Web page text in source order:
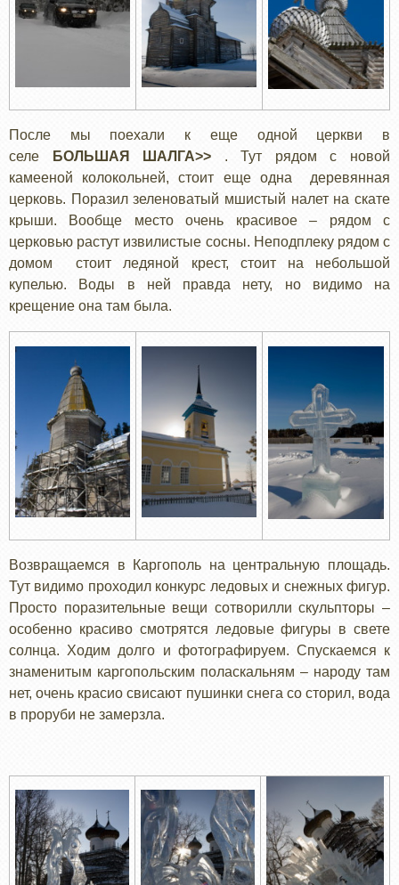
После мы поехали к еще одной церкви в
селе БОЛЬШАЯ ШАЛГА>> . Тут рядом с новой
камееной колокольней, стоит еще одна деревянная
церковь. Поразил зеленоватый мшистый налет на скате
крыши. Вообще место очень красивое – рядом с
церковью растут извилистые сосны. Неподплеку рядом с
домом стоит ледяной крест, стоит на небольшой
купелью. Воды в ней правда нету, но видимо на
крещение она там была.
Возвращаемся в Каргополь на центральную площадь.
Тут видимо проходил конкурс ледовых и снежных фигур.
Просто поразительные вещи сотворилли скульпторы –
особенно красиво смотрятся ледовые фигуры в свете
солнца. Ходим долго и фотографируем. Спускаемся к
знаменитым каргопольским поласкальням – народу там
нет, очень красио свисают пушинки снега со сторил, вода
в проруби не замерзла.